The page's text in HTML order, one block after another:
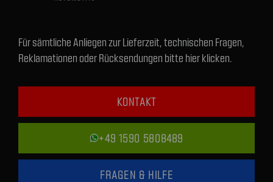
Für sämtliche Anliegen zur Lieferzeit, technischen Fragen,
Reklamationen oder Rücksendungen bitte hier klicken.
KONTAKT
+49 1590 5808489
FRAGEN & HILFE